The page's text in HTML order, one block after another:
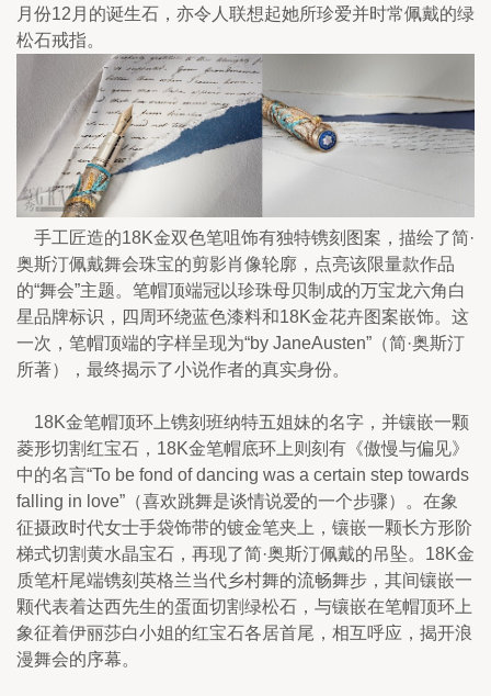
月份12月的诞生石，亦令人联想起她所珍爱并时常佩戴的绿
松石戒指。
手工匠造的18K金双色笔咀饰有独特镌刻图案，描绘了简·
奥斯汀佩戴舞会珠宝的剪影肖像轮廓，点亮该限量款作品
的“舞会”主题。笔帽顶端冠以珍珠母贝制成的万宝龙六角白
星品牌标识，四周环绕蓝色漆料和18K金花卉图案嵌饰。这
一次，笔帽顶端的字样呈现为“by JaneAusten”（简·奥斯汀
所著），最终揭示了小说作者的真实身份。
18K金笔帽顶环上镌刻班纳特五姐妹的名字，并镶嵌一颗
菱形切割红宝石，18K金笔帽底环上则刻有《傲慢与偏见》
中的名言“To be fond of dancing was a certain step towards
falling in love”（喜欢跳舞是谈情说爱的一个步骤）。在象
征摄政时代女士手袋饰带的镀金笔夹上，镶嵌一颗长方形阶
梯式切割黄水晶宝石，再现了简·奥斯汀佩戴的吊坠。18K金
质笔杆尾端镌刻英格兰当代乡村舞的流畅舞步，其间镶嵌一
颗代表着达西先生的蛋面切割绿松石，与镶嵌在笔帽顶环上
象征着伊丽莎白小姐的红宝石各居首尾，相互呼应，揭开浪
漫舞会的序幕。